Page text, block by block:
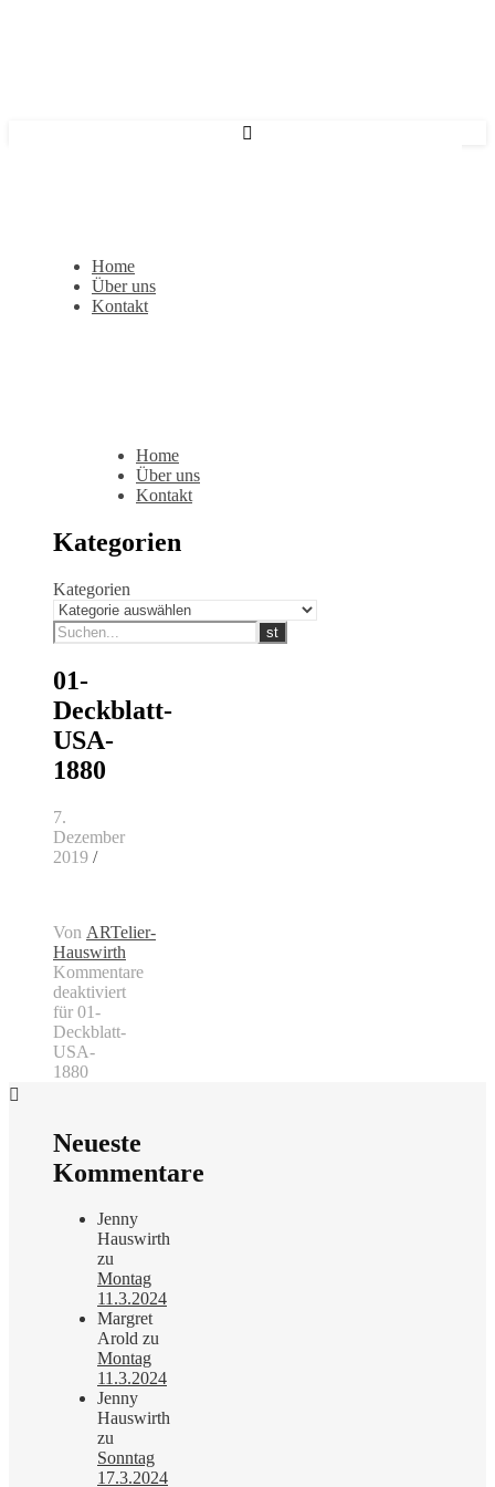
Home
Über uns
Kontakt
Home
Über uns
Kontakt
Kategorien
Kategorien
01-
Deckblatt-
USA-
1880
7.
Dezember
2019 /
Von ARTelier-
Hauswirth
Kommentare
deaktiviert
für 01-
Deckblatt-
USA-
1880
Neueste
Kommentare
Jenny
Hauswirth
zu
Montag
11.3.2024
Margret
Arold zu
Montag
11.3.2024
Jenny
Hauswirth
zu
Sonntag
17.3.2024